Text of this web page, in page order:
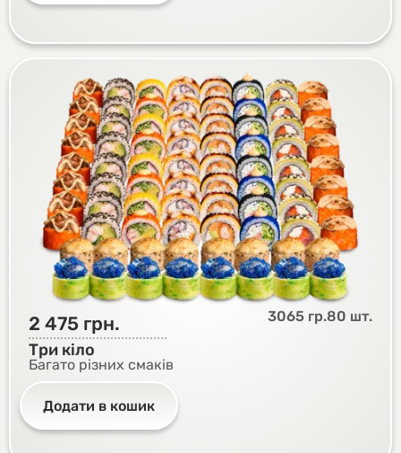
2 475 грн. 3065 гр.80 шт.
Три кіло
Багато різних смаків
Додати в кошик